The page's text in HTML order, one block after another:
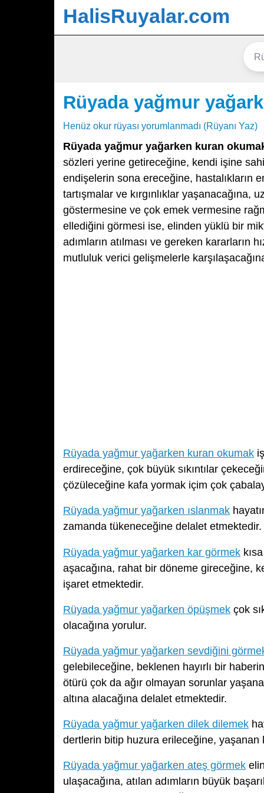
HalisRuyalar.com
Rüyada yağmur
Henüz okur rüyası yorumlanmadı (Rüyanı Yaz)
Rüyada yağmur yağarken kuran
sözleri yerine getireceğine, kendi işine
endişelerin sona ereceğine, hastalıkların
tartışmalar ve kırgınlıklar
göstermesine ve çok emek vermesine
ellediğini görmesi ise, elinden yüklü bir
adımların atılması ve gereken kararların
mutluluk verici gelişmelerle
Rüyada yağmur yağarken kuran okumak
erdireceğine, çok büyük sıkıntılar
çözüleceğine kafa yormak içim çok
Rüyada yağmur yağarken ıslanmak
zamanda tükeneceğine delalet etmektedir.
Rüyada yağmur yağarken kar görmek
aşacağına, rahat bir döneme gireceğine,
işaret etmektedir.
Rüyada yağmur yağarken öpüşmek çok
olacağına yorulur.
Rüyada yağmur yağarken sevdiğini
gelebileceğine, beklenen hayırlı bir
ötürü çok da ağır olmayan sorunlar
altına alacağına delalet etmektedir.
Rüyada yağmur yağarken dilek dilemek
dertlerin bitip huzura erileceğine, yaşanan
Rüyada yağmur yağarken ateş görmek
ulaşacağına, atılan adımların büyük